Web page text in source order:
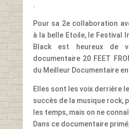
.
Pour sa 2e collaboration
à la belle Etoile, le Festival
Black est heureux de
documentaire 20 FEET
du Meilleur Documentaire en
Elles sont les voix derrière
succès de la musique rock,
les temps, mais on ne
Dans ce documentaire